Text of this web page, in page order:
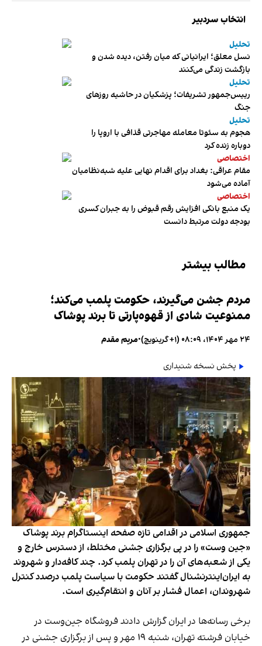
انتخاب سردبیر
تحلیل
نسل معلق؛ ایرانیانی که میان رفتن، دیده شدن و
بازگشت زندگی می‌کنند
تحلیل
رییس‌جمهور تشریفات؛ پزشکیان در حاشیه روزهای
جنگ
تحلیل
هجوم به سئوتا معامله مهاجرتی قذافی با اروپا را
دوباره زنده کرد
اختصاصی
مقام عراقی: بغداد برای اقدام نهایی علیه شبه‌نظامیان
آماده می‌شود
اختصاصی
یک منبع بانکی افزایش رقم قبوض را به جبران کسری
بودجه دولت مرتبط دانست
مطالب بیشتر
مردم جشن می‌گیرند، حکومت پلمب می‌کند؛
ممنوعیت شادی از قهوه‌پارتی تا برند پوشاک
۲۴ مهر ۱۴۰۴، ۰۸:۰۹ (‎+۱ گرینویچ) •مریم مقدم
پخش نسخه شنیداری
جمهوری اسلامی در اقدامی تازه صفحه اینستاگرام برند پوشاک
«جین وست» را در پی برگزاری جشنی مختلط، از دسترس خارج و
یکی از شعبه‌های آن را در تهران پلمب کرد. چند کافه‌‌دار و شهروند
به ایران‌اینترنشنال گفتند حکومت با سیاست پلمب درصدد کنترل
شهروندان، اعمال فشار بر آنان و انتقام‌گیری است.
برخی رسانه‌ها در ایران گزارش دادند فروشگاه جین‌وست در
خیابان فرشته تهران، شنبه ۱۹ مهر و پس از برگزاری جشنی در